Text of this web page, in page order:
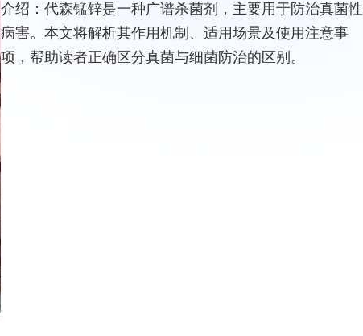
介绍： 代森锰锌是一种广谱杀菌剂，主要用于防治真菌性
病害。本文将解析其作用机制、适用场景及使用注意事
项，帮助读者正确区分真菌与细菌防治的区别。